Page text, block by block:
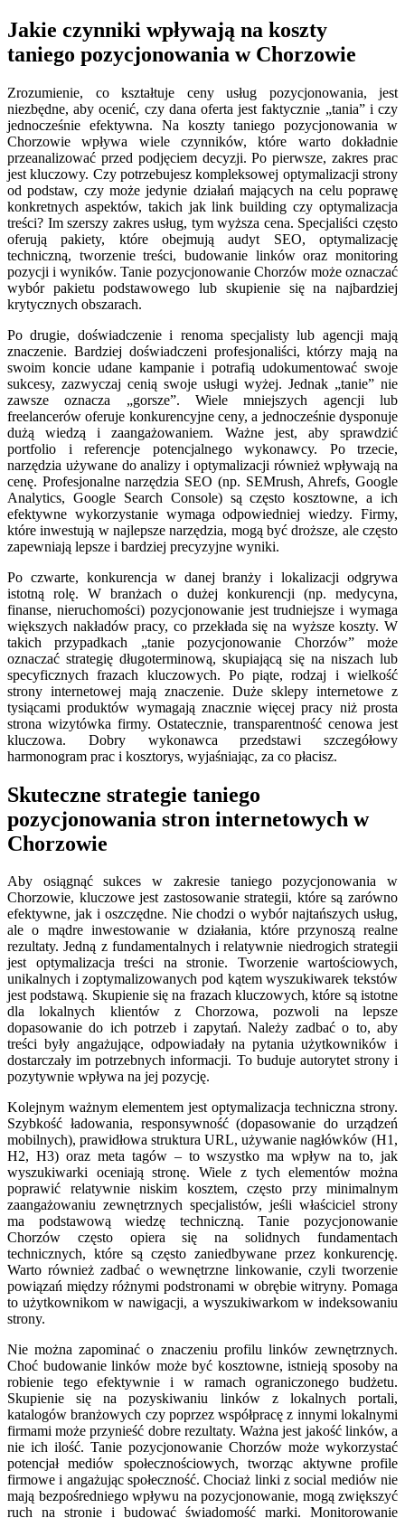
Jakie czynniki wpływają na koszty
taniego pozycjonowania w Chorzowie
Zrozumienie, co kształtuje ceny usług pozycjonowania, jest
niezbędne, aby ocenić, czy dana oferta jest faktycznie „tania” i czy
jednocześnie efektywna. Na koszty taniego pozycjonowania w
Chorzowie wpływa wiele czynników, które warto dokładnie
przeanalizować przed podjęciem decyzji. Po pierwsze, zakres prac
jest kluczowy. Czy potrzebujesz kompleksowej optymalizacji strony
od podstaw, czy może jedynie działań mających na celu poprawę
konkretnych aspektów, takich jak link building czy optymalizacja
treści? Im szerszy zakres usług, tym wyższa cena. Specjaliści często
oferują pakiety, które obejmują audyt SEO, optymalizację
techniczną, tworzenie treści, budowanie linków oraz monitoring
pozycji i wyników. Tanie pozycjonowanie Chorzów może oznaczać
wybór pakietu podstawowego lub skupienie się na najbardziej
krytycznych obszarach.
Po drugie, doświadczenie i renoma specjalisty lub agencji mają
znaczenie. Bardziej doświadczeni profesjonaliści, którzy mają na
swoim koncie udane kampanie i potrafią udokumentować swoje
sukcesy, zazwyczaj cenią swoje usługi wyżej. Jednak „tanie” nie
zawsze oznacza „gorsze”. Wiele mniejszych agencji lub
freelancerów oferuje konkurencyjne ceny, a jednocześnie dysponuje
dużą wiedzą i zaangażowaniem. Ważne jest, aby sprawdzić
portfolio i referencje potencjalnego wykonawcy. Po trzecie,
narzędzia używane do analizy i optymalizacji również wpływają na
cenę. Profesjonalne narzędzia SEO (np. SEMrush, Ahrefs, Google
Analytics, Google Search Console) są często kosztowne, a ich
efektywne wykorzystanie wymaga odpowiedniej wiedzy. Firmy,
które inwestują w najlepsze narzędzia, mogą być droższe, ale często
zapewniają lepsze i bardziej precyzyjne wyniki.
Po czwarte, konkurencja w danej branży i lokalizacji odgrywa
istotną rolę. W branżach o dużej konkurencji (np. medycyna,
finanse, nieruchomości) pozycjonowanie jest trudniejsze i wymaga
większych nakładów pracy, co przekłada się na wyższe koszty. W
takich przypadkach „tanie pozycjonowanie Chorzów” może
oznaczać strategię długoterminową, skupiającą się na niszach lub
specyficznych frazach kluczowych. Po piąte, rodzaj i wielkość
strony internetowej mają znaczenie. Duże sklepy internetowe z
tysiącami produktów wymagają znacznie więcej pracy niż prosta
strona wizytówka firmy. Ostatecznie, transparentność cenowa jest
kluczowa. Dobry wykonawca przedstawi szczegółowy
harmonogram prac i kosztorys, wyjaśniając, za co płacisz.
Skuteczne strategie taniego
pozycjonowania stron internetowych w
Chorzowie
Aby osiągnąć sukces w zakresie taniego pozycjonowania w
Chorzowie, kluczowe jest zastosowanie strategii, które są zarówno
efektywne, jak i oszczędne. Nie chodzi o wybór najtańszych usług,
ale o mądre inwestowanie w działania, które przynoszą realne
rezultaty. Jedną z fundamentalnych i relatywnie niedrogich strategii
jest optymalizacja treści na stronie. Tworzenie wartościowych,
unikalnych i zoptymalizowanych pod kątem wyszukiwarek tekstów
jest podstawą. Skupienie się na frazach kluczowych, które są istotne
dla lokalnych klientów z Chorzowa, pozwoli na lepsze
dopasowanie do ich potrzeb i zapytań. Należy zadbać o to, aby
treści były angażujące, odpowiadały na pytania użytkowników i
dostarczały im potrzebnych informacji. To buduje autorytet strony i
pozytywnie wpływa na jej pozycję.
Kolejnym ważnym elementem jest optymalizacja techniczna strony.
Szybkość ładowania, responsywność (dopasowanie do urządzeń
mobilnych), prawidłowa struktura URL, używanie nagłówków (H1,
H2, H3) oraz meta tagów – to wszystko ma wpływ na to, jak
wyszukiwarki oceniają stronę. Wiele z tych elementów można
poprawić relatywnie niskim kosztem, często przy minimalnym
zaangażowaniu zewnętrznych specjalistów, jeśli właściciel strony
ma podstawową wiedzę techniczną. Tanie pozycjonowanie
Chorzów często opiera się na solidnych fundamentach
technicznych, które są często zaniedbywane przez konkurencję.
Warto również zadbać o wewnętrzne linkowanie, czyli tworzenie
powiązań między różnymi podstronami w obrębie witryny. Pomaga
to użytkownikom w nawigacji, a wyszukiwarkom w indeksowaniu
strony.
Nie można zapominać o znaczeniu profilu linków zewnętrznych.
Choć budowanie linków może być kosztowne, istnieją sposoby na
robienie tego efektywnie i w ramach ograniczonego budżetu.
Skupienie się na pozyskiwaniu linków z lokalnych portali,
katalogów branżowych czy poprzez współpracę z innymi lokalnymi
firmami może przynieść dobre rezultaty. Ważna jest jakość linków, a
nie ich ilość. Tanie pozycjonowanie Chorzów może wykorzystać
potencjał mediów społecznościowych, tworząc aktywne profile
firmowe i angażując społeczność. Chociaż linki z social mediów nie
mają bezpośredniego wpływu na pozycjonowanie, mogą zwiększyć
ruch na stronie i budować świadomość marki. Monitorowanie